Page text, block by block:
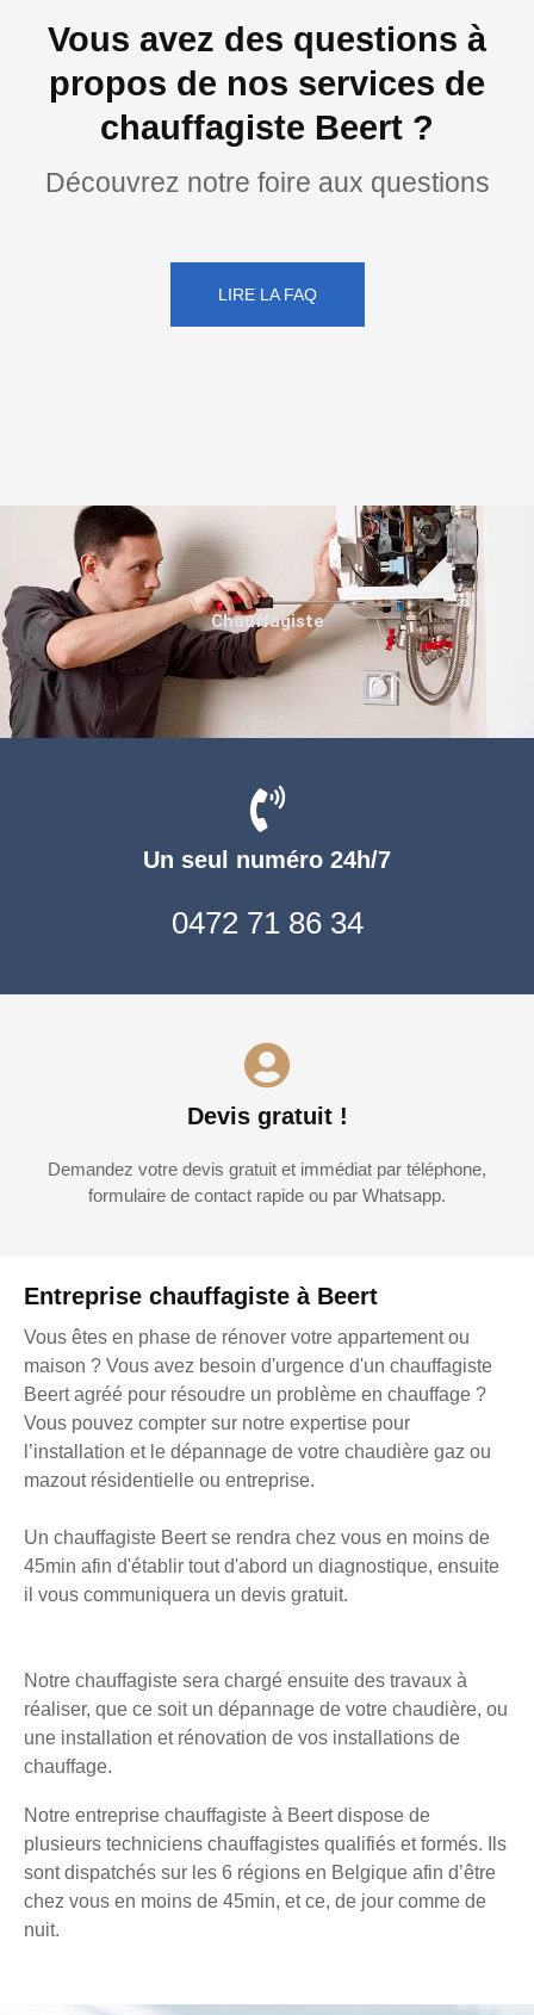
Vous avez des questions à
propos de nos services de
chauffagiste Beert ?
Découvrez notre foire aux questions
LIRE LA FAQ
Entreprise chauffagiste à Beert
Vous êtes en phase de rénover votre appartement ou
maison ? Vous avez besoin d'urgence d'un chauffagiste
Beert agréé pour résoudre un problème en chauffage ?
Vous pouvez compter sur notre expertise pour
l’installation et le dépannage de votre chaudière gaz ou
mazout résidentielle ou entreprise.
Un chauffagiste Beert se rendra chez vous en moins de
45min afin d'établir tout d'abord un diagnostique, ensuite
il vous communiquera un devis gratuit.
Notre chauffagiste sera chargé ensuite des travaux à
réaliser, que ce soit un dépannage de votre chaudière, ou
une installation et rénovation de vos installations de
chauffage.
Notre entreprise chauffagiste à Beert dispose de
plusieurs techniciens chauffagistes qualifiés et formés. Ils
sont dispatchés sur les 6 régions en Belgique afin d’être
chez vous en moins de 45min, et ce, de jour comme de
nuit.
Un seul numéro 24h/7
0472 71 86 34
Devis gratuit !
Demandez votre devis gratuit et immédiat par téléphone,
formulaire de contact rapide ou par Whatsapp.
Chauffagiste